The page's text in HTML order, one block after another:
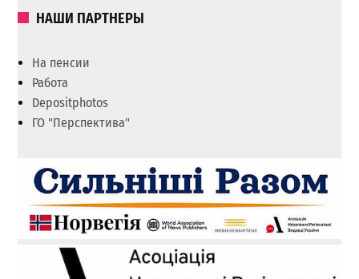
НАШИ ПАРТНЕРЫ
На пенсии
Работа
Depositphotos
ГО "Перспектива"